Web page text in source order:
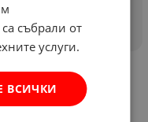
почистване,
събрали от
услуги.
ВСИЧКИ